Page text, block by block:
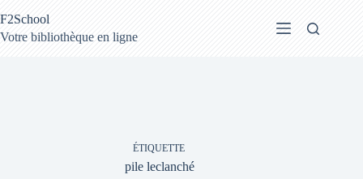
au
contenu
F2School
Votre bibliothèque en ligne
ÉTIQUETTE
pile leclanché